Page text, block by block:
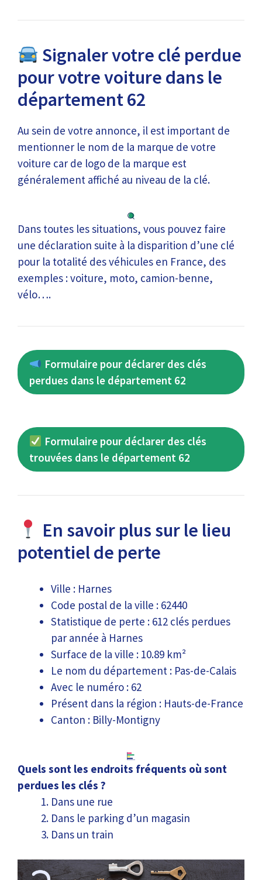
Signaler votre clé perdue
pour votre voiture dans le
département 62
Au sein de votre annonce, il est important de
mentionner le nom de la marque de votre
voiture car de logo de la marque est
généralement affiché au niveau de la clé.
Dans toutes les situations, vous pouvez faire
une déclaration suite à la disparition d’une clé
pour la totalité des véhicules en France, des
exemples : voiture, moto, camion-benne,
vélo….
Formulaire pour déclarer des clés
perdues dans le département 62
Formulaire pour déclarer des clés
trouvées dans le département 62
En savoir plus sur le lieu
potentiel de perte
Ville : Harnes
Code postal de la ville : 62440
Statistique de perte : 612 clés perdues
par année à Harnes
Surface de la ville : 10.89 km²
Le nom du département : Pas-de-Calais
Avec le numéro : 62
Présent dans la région : Hauts-de-France
Canton : Billy-Montigny
Quels sont les endroits fréquents où sont
perdues les clés ?
Dans une rue
Dans le parking d’un magasin
Dans un train